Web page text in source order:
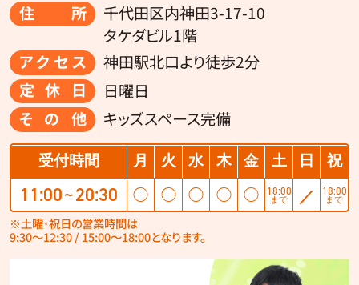
住所
千代田区内神田3-17-10
タケダビル1階
アクセス
神田駅北口より徒歩2分
定休日
日曜日
その他
キッズスペース完備
受付時間 月 火 水 木 金 土 日 祝
11:00 〜 20:30 ◯ ◯ ◯ ◯ ◯ 18:00
まで ／ 18:00
まで
※土曜･祝日の営業時間は
9:30〜12:30 / 15:00〜18:00となります。